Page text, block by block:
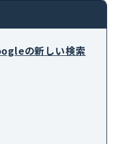
の新しい検索